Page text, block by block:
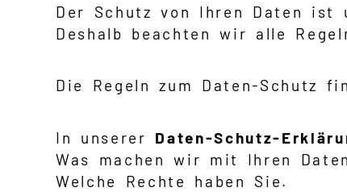
Der Schutz von Ihren Daten ist
Deshalb beachten wir alle
Die Regeln zum Daten-Schutz
In unserer Daten-Schutz-
Was machen wir mit Ihren
Welche Rechte haben Sie.